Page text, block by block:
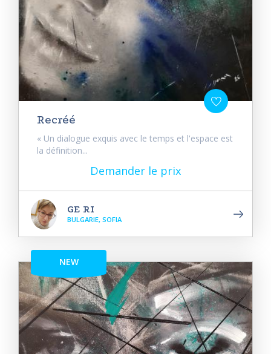
Recréé
« Un dialogue exquis avec le temps et l'espace est
la définition...
Demander le prix
GE RI
BULGARIE, SOFIA
NEW